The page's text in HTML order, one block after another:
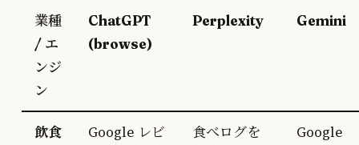
業種
/ エ
ンジ
ン
ChatGPT
(browse)
Perplexity Gemini
飲食
Google レビ
食べログを
Google